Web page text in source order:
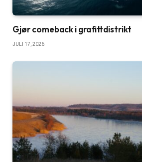
Gjør comeback i grafittdistrikt
JULI 17, 2026